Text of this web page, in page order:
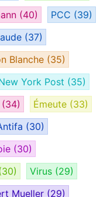
(40) PCC (39)
(37)
Blanche (35)
York Post (35)
(34) Émeute (33)
(30)
(30)
Virus (29)
Mueller (29)